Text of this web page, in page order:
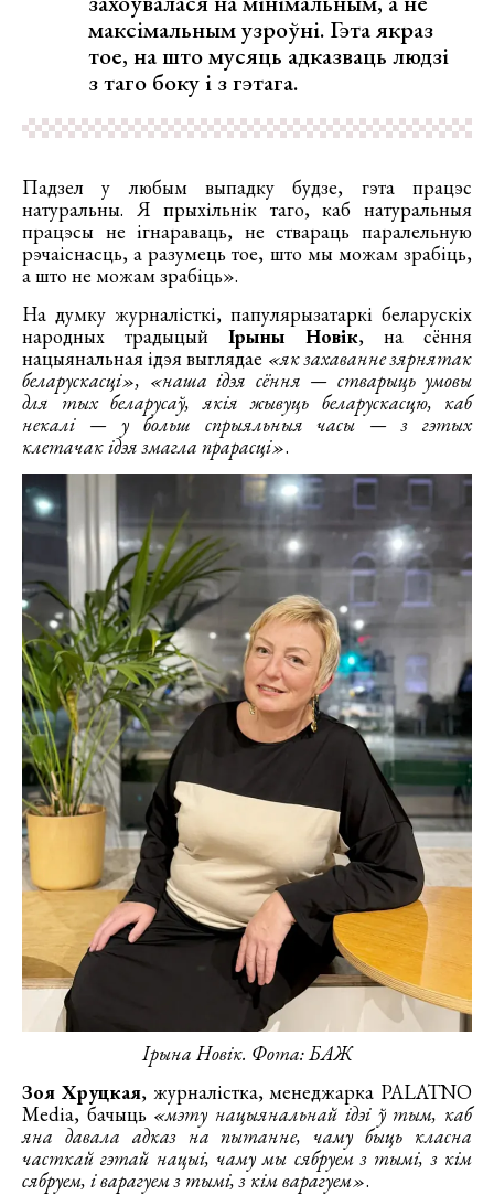
максімальным узроўні. Гэта якраз
тое, на што мусяць адказваць людзі
з таго боку і з гэтага.
Падзел у любым выпадку будзе, гэта працэс
натуральны. Я прыхільнік таго, каб натуральныя
працэсы не ігнараваць, не ствараць паралельную
рэчаіснасць, а разумець тое, што мы можам зрабіць,
а што не можам зрабіць».
На думку журналісткі, папулярызатаркі беларускіх
народных традыцый
Ірыны Новік, на сёння
нацыянальная ідэя выглядае «як захаванне зярнятак
беларускасці», «наша ідэя сёння — стварыць умовы
для тых беларусаў, якія жывуць беларускасцю, каб
некалі — у больш спрыяльныя часы — з гэтых
клетачак ідэя змагла прарасці».
Ірына Новік. Фота: БАЖ
Зоя Хруцкая, журналістка, менеджарка PALATNO
Media, бачыць «мэту нацыянальнай ідэі ў тым, каб
яна давала адказ на пытанне, чаму быць класна
часткай гэтай нацыі, чаму мы сябруем з тымі, з кім
сябруем, і варагуем з тымі, з кім варагуем».